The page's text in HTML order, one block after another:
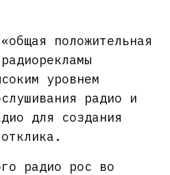
положительная
уровнем
радио и
для создания
радио рос во